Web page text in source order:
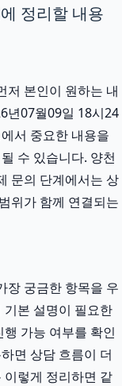
정리할 내용
저 본인이 원하는 내
년07월09일 18시24
서 중요한 내용을
수 있습니다. 양천
문의 단계에서는 상
위가 함께 연결되는
장 궁금한 항목을 우
본 설명이 필요한
가능 여부를 확인
면 상담 흐름이 더
렇게 정리하면 같